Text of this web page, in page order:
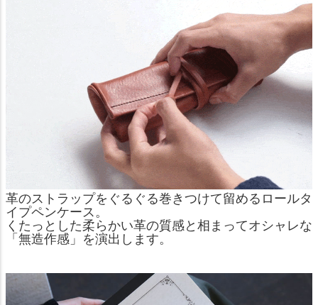
革のストラップをぐるぐる巻きつけて留めるロールタ
イプペンケース。
くたっとした柔らかい革の質感と相まってオシャレな
「無造作感」を演出します。